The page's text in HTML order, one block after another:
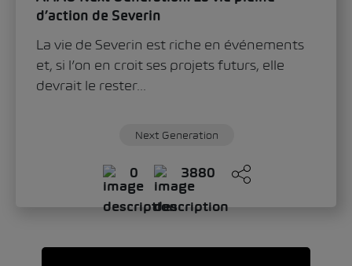
d’action de Severin
La vie de Severin est riche en événements
et, si l’on en croit ses projets futurs, elle
devrait le rester...
Next Generation
0 3880